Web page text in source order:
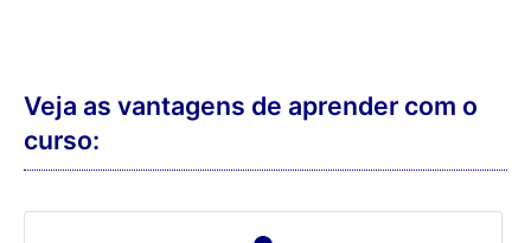
Veja as vantagens de aprender com o
curso: